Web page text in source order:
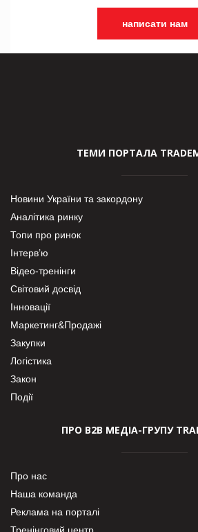
написати нам
ТЕМИ ПОРТАЛА
Новини України та закордону
Аналітика ринку
Топи про ринок
Інтерв’ю
Відео-тренінги
Світовий досвід
Інновації
Маркетинг&Продажі
Закупки
Логістика
Закон
Події
ПРО В2В МЕДІА-ГРУПУ
Про нас
Наша команда
Реклама на порталі